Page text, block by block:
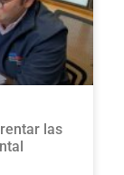
las